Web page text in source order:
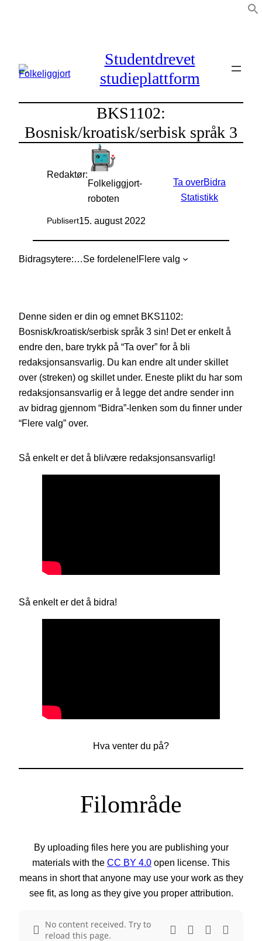
Studentdrevet
studieplattform
BKS1102:
Bosnisk/kroatisk/serbisk språk 3
Redaktør:
Folkeliggjort-
roboten
Publisert15. august 2022
Ta overBidra
Statistikk
Bidragsytere: Se fordelene!Flere valg
Denne siden er din og emnet BKS1102:
Bosnisk/kroatisk/serbisk språk 3 sin! Det er enkelt å
endre den, bare trykk på “Ta over” for å bli
redaksjonsansvarlig. Du kan endre alt under skillet
over (streken) og skillet under. Eneste plikt du har som
redaksjonsansvarlig er å legge det andre sender inn
av bidrag gjennom “Bidra”-lenken som du finner under
“Flere valg” over.
Så enkelt er det å bli/være redaksjonsansvarlig!
Så enkelt er det å bidra!
Hva venter du på?
Filområde
By uploading files here you are publishing your
materials with the CC BY 4.0 open license. This
means in short that anyone may use your work as they
see fit, as long as they give you proper attribution.
No content received. Try to
reload this page.